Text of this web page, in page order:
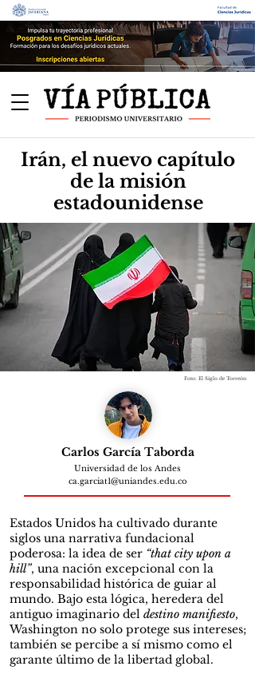
Irán, el nuevo capítulo
de la misión
estadounidense
Foto: El Siglo de Torreón
Carlos García Taborda
Universidad de los Andes
ca.garciat1@uniandes.edu.co
Estados Unidos ha cultivado durante
siglos una narrativa fundacional
poderosa: la idea de ser “that city upon a
hill”, una nación excepcional con la
responsabilidad histórica de guiar al
mundo. Bajo esta lógica, heredera del
antiguo imaginario del destino manifiesto,
Washington no solo protege sus intereses;
también se percibe a sí mismo como el
garante último de la libertad global.